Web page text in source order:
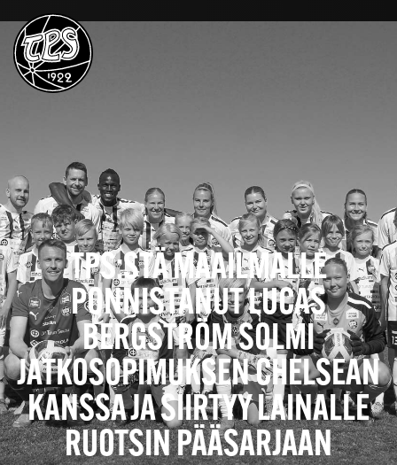
TPS:STÄ MAAILMALLE
PONNISTANUT LUCAS
BERGSTRÖM SOLMI
JATKOSOPIMUKSEN CHELSEAN
KANSSA JA SIIRTYY LAINALLE
RUOTSIN PÄÄSARJAAN